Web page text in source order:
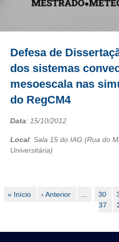
Defesa de
dos sistemas
mesoescala nas
do RegCM4
Data: 15/10/2012
Local: Sala 15 do IAG (Rua do
Universitária)
Paginação
Primeira
« Início
Página
‹ Anterior Page
30
37